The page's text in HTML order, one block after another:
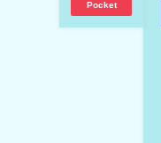
Pocket